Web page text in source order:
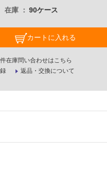
在庫 90ケース
カートに入れる
在庫問い合わせはこちら
返品・交換について